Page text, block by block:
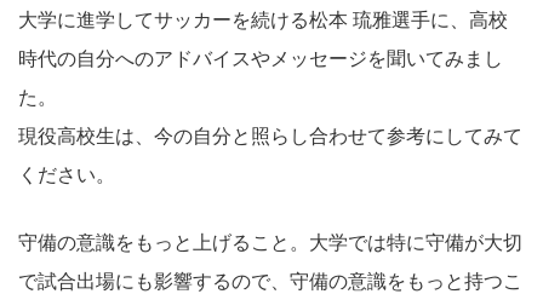
大学に進学してサッカーを続ける松本 琉雅選手に、高校
時代の自分へのアドバイスやメッセージを聞いてみまし
た。
現役高校生は、今の自分と照らし合わせて参考にしてみて
ください。
守備の意識をもっと上げること。大学では特に守備が大切
で試合出場にも影響するので、守備の意識をもっと持つこ